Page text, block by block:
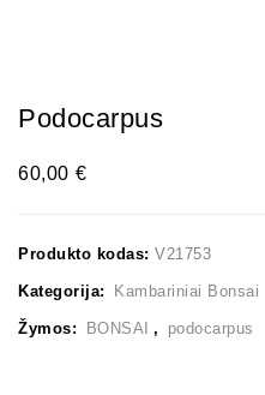
Podocarpus
60,00 €
Produkto kodas: V21753
Kategorija: Kambariniai Bonsai
Žymos: BONSAI , podocarpus